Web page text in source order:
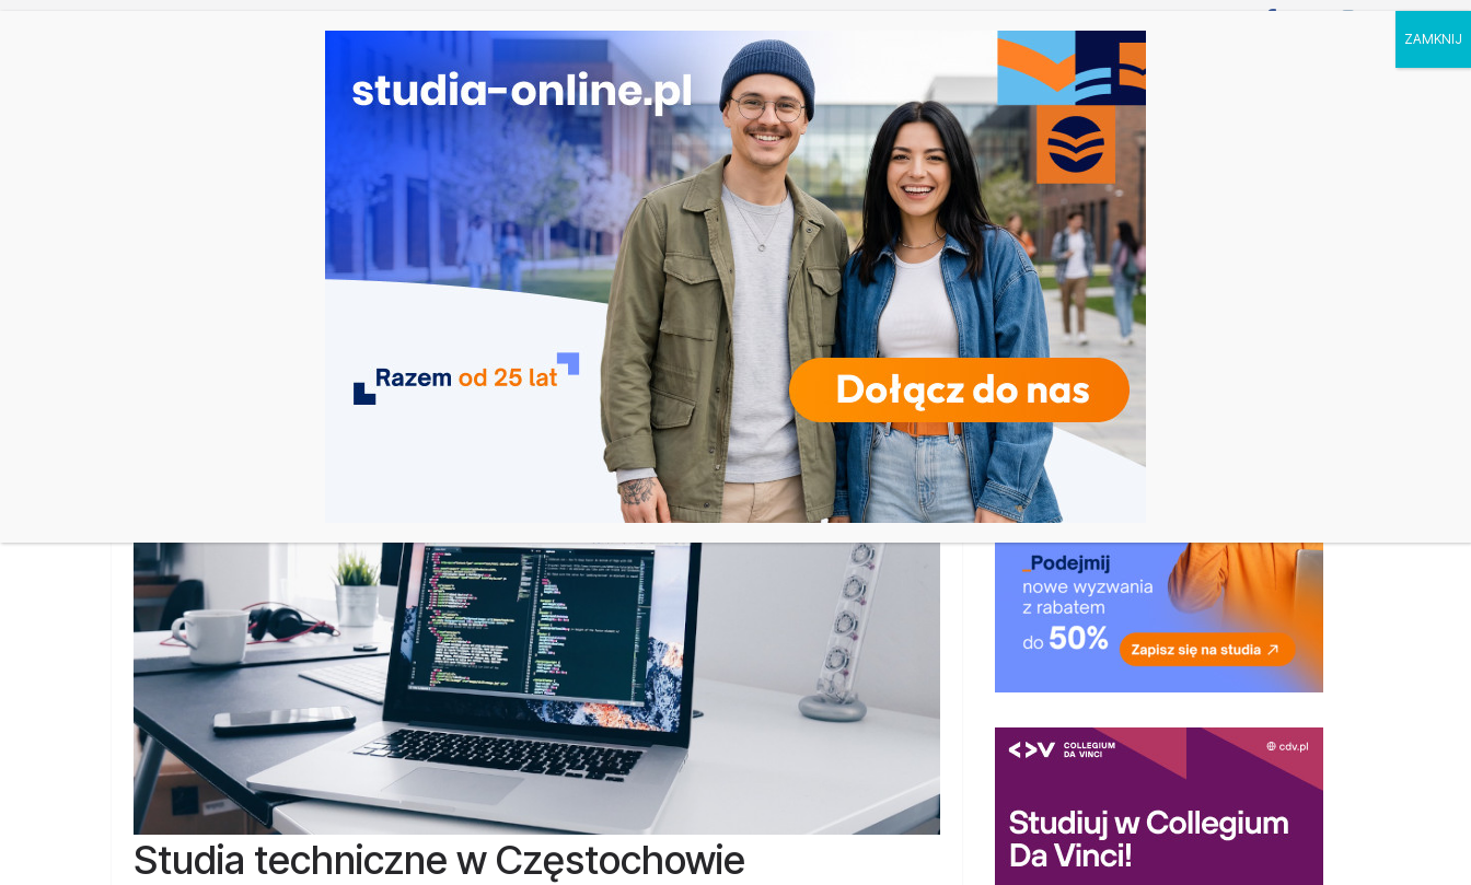
Studia historyczne w Łodzi
Analityka biznesowa i Data Science – Collegium Da Vinci w
Poznaniu
Chemia w Opolu
Biologia w Rzeszowie
UCZELNIE KIERUNKI RODZAJE STUDIÓW REKRUTACJA DRZWI OTWARTE TOP STUDIA KALENDARZ
Studia techniczne w Częstochowie